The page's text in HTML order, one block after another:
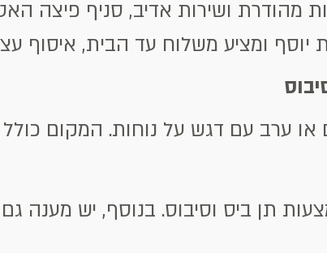
משלוח עד הבית, איסוף עצמי וכן
תן ביס וסיבוס. בנוסף, יש מענה